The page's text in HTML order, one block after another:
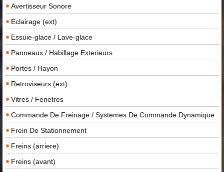
Avertisseur Sonore
Eclairage (ext)
Essuie-glace / Lave-glace
Panneaux / Habillage Exterieurs
Portes / Hayon
Retroviseurs (ext)
Vitres / Fenetres
Commande De Freinage / Systemes De Commande Dynamique
Frein De Stationnement
Freins (arriere)
Freins (avant)